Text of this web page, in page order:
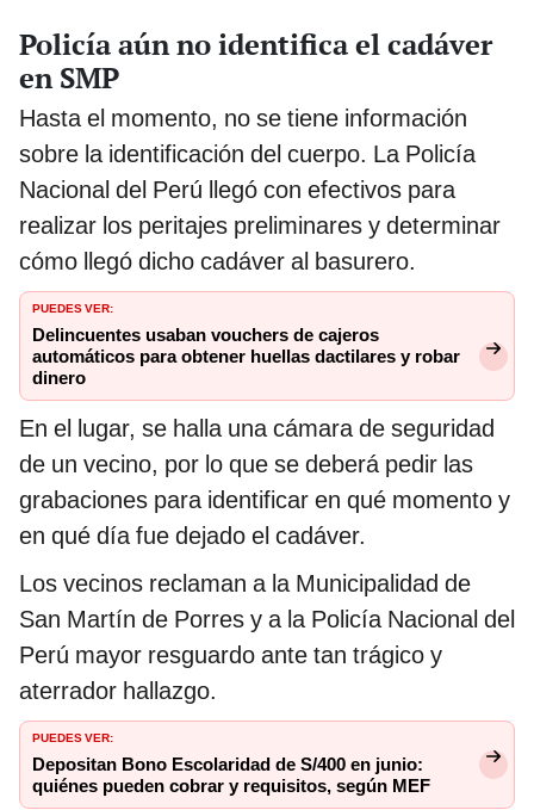
Policía aún no identifica el cadáver
en SMP
Hasta el momento, no se tiene información
sobre la identificación del cuerpo. La Policía
Nacional del Perú llegó con efectivos para
realizar los peritajes preliminares y determinar
cómo llegó dicho cadáver al basurero.
PUEDES VER:
Delincuentes usaban vouchers de cajeros
automáticos para obtener huellas dactilares y robar
dinero
En el lugar, se halla una cámara de seguridad
de un vecino, por lo que se deberá pedir las
grabaciones para identificar en qué momento y
en qué día fue dejado el cadáver.
Los vecinos reclaman a la Municipalidad de
San Martín de Porres y a la Policía Nacional del
Perú mayor resguardo ante tan trágico y
aterrador hallazgo.
PUEDES VER:
Depositan Bono Escolaridad de S/400 en junio:
quiénes pueden cobrar y requisitos, según MEF